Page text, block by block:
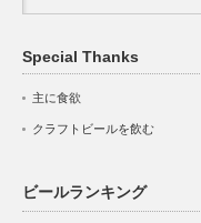
Special Thanks
主に食欲
クラフトビールを飲む
ビールランキング